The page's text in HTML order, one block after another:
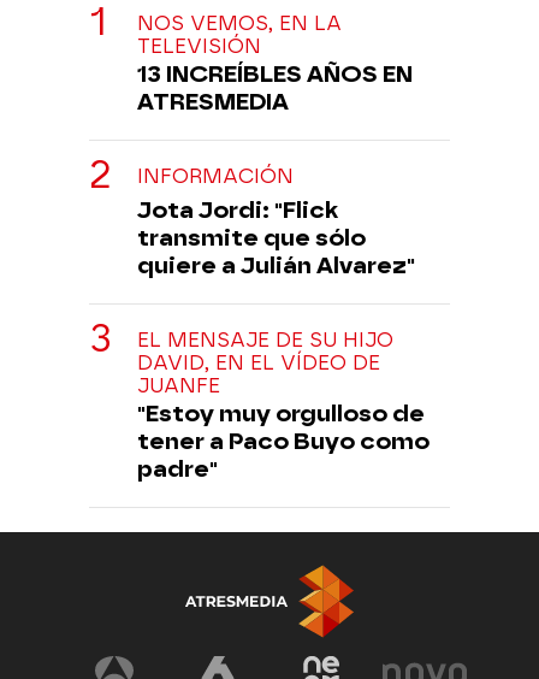
NOS VEMOS, EN LA
TELEVISIÓN
13 INCREÍBLES AÑOS EN
ATRESMEDIA
INFORMACIÓN
Jota Jordi: "Flick
transmite que sólo
quiere a Julián Alvarez"
EL MENSAJE DE SU HIJO
DAVID, EN EL VÍDEO DE
JUANFE
"Estoy muy orgulloso de
tener a Paco Buyo como
padre"